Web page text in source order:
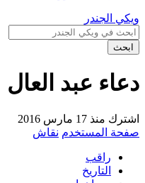
ويكي الجندر
ابحث
دعاء عبد العال
اشترك منذ 17 مارس 2016
صفحة المستخدم نقاش
راقب
التاريخ